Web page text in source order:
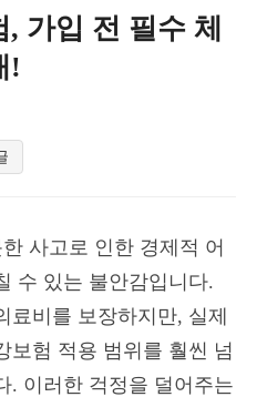
가입 전 필수 체
!
사고로 인한 경제적 어
수 있는 불안감입니다.
료비를 보장하지만, 실제
보험 적용 범위를 훨씬 넘
. 이러한 걱정을 덜어주는